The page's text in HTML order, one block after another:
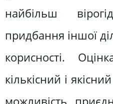
найбільш
придбання іншої
корисності.
кількісний і